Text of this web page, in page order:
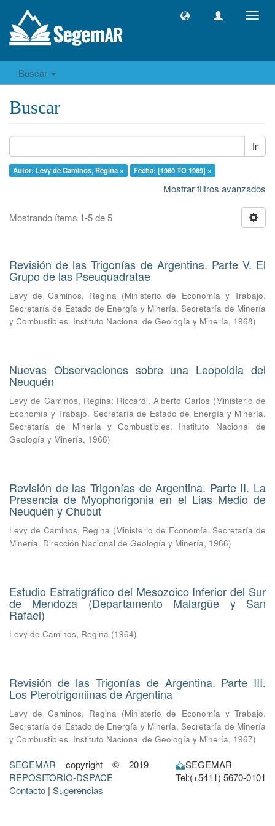
Buscar
Buscar
Ir
Autor: Levy de Caminos, Regina × Fecha: [1960 TO 1969] ×
Mostrar filtros avanzados
Mostrando ítems 1-5 de 5
Revisión de las Trigonías de Argentina. Parte V. El
Grupo de las Pseuquadratae
Levy de Caminos, Regina (Ministerio de Economía y Trabajo.
Secretaría de Estado de Energía y Minería. Secretaría de Minería
y Combustibles. Instituto Nacional de Geología y Minería, 1968)
Nuevas Observaciones sobre una Leopoldia del
Neuquén
Levy de Caminos, Regina; Riccardi, Alberto Carlos (Ministerio de
Economía y Trabajo. Secretaría de Estado de Energía y Minería.
Secretaría de Minería y Combustibles. Instituto Nacional de
Geología y Minería, 1968)
Revisión de las Trigonías de Argentina. Parte II. La
Presencia de Myophorigonia en el Lias Medio de
Neuquén y Chubut
Levy de Caminos, Regina (Ministerio de Economía. Secretaría de
Minería. Dirección Nacional de Geología y Minería, 1966)
Estudio Estratigráfico del Mesozoico Inferior del Sur
de Mendoza (Departamento Malargüe y San
Rafael)
Levy de Caminos, Regina (1964)
Revisión de las Trigonías de Argentina. Parte III.
Los Pterotrigoniinas de Argentina
Levy de Caminos, Regina (Ministerio de Economía y Trabajo.
Secretaría de Estado de Energía y Minería. Secretaría de Minería
y Combustibles. Instituto Nacional de Geología y Minería, 1967)
SEGEMAR copyright © 2019
REPOSITORIO-DSPACE
Contacto | Sugerencias
SEGEMAR
Tel:(+5411) 5670-0101